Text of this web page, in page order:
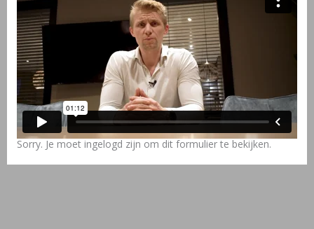
Sorry. Je moet ingelogd zijn om dit formulier te bekijken.